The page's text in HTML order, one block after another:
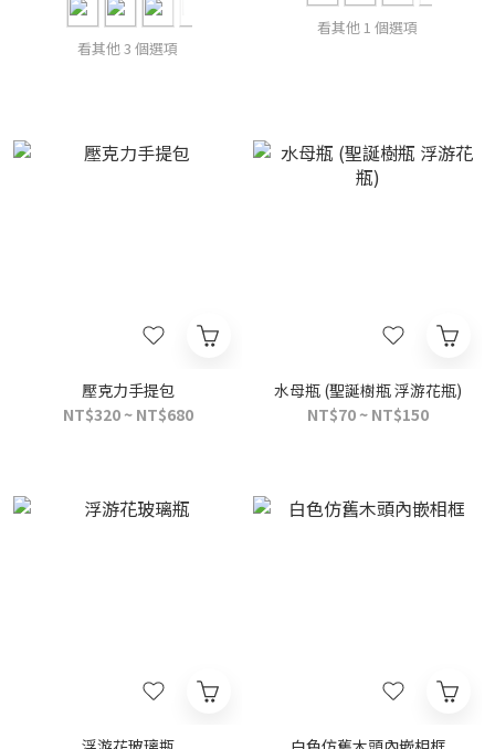
看其他 3 個選項
看其他 1 個選項
壓克力手提包
NT$320 ~ NT$680
水母瓶 (聖誕樹瓶 浮游花瓶)
NT$70 ~ NT$150